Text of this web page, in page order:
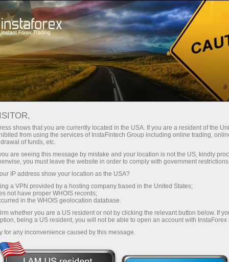
InstaForex
مع إنستا فوركس، يمكنك الوصول إلى
إلى 1:5000، وبعض من أفضل فروق
الأسعار والعمولات في السوق، وظروف
مواتية لتداول الأسهم والمؤشرات
فوركس الحصول على مكافأة تصل إلى
صغير الحجم
30% مكافأة
لكل إيداع
سرعة
في التجارة وعلى الطريق السريع
جائزة هديتك الشخصية الكبرى
قم بإيداع المبلغ في حسابك باستخدام $333 — اختر هدية
shows that you are currently located in the USA. If you are a resident of the
from using the services of InstaFintech Group including online trading,
of funds, etc.
are seeing this message by mistake and your location is not the US, kindly
you must leave the website in order to comply with government
IP address show your location as the USA?
a VPN provided by a hosting company based in the United States;
not have proper WHOIS records;
in the WHOIS geolocation database.
whether you are a US resident or not by clicking the relevant button below. If
being a US resident, you will not be able to open an account with InstaForex
for any inconvenience caused by this message.